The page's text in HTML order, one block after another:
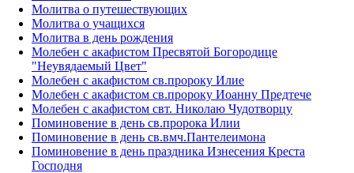
Молитва о путешествующих
Молитва о учащихся
Молитва в день рождения
Молебен с акафистом Пресвятой Богородице
"Неувядаемый Цвет"
Молебен с акафистом св.пророку Илие
Молебен с акафистом св.пророку Иоанну Предтече
Молебен с акафистом свт. Николаю Чудотворцу
Поминовение в день св.пророка Илии
Поминовение в день св.вмч.Пантелеимона
Поминовение в день праздника Изнесения Креста
Господня